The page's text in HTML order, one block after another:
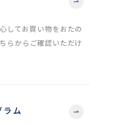
してお買い物をおたの
らからご確認いただけ
ム